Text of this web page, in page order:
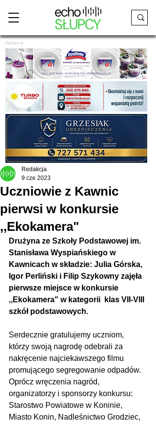
Reklama
Uczniowie z Kawnic
pierwsi w konkursie
,,Ekokamera"
Redakcja
9 cze 2023
Drużyna ze Szkoły Podstawowej im.
Stanisława Wyspiańskiego w
Kawnicach w składzie: Julia Górska,
Igor Perliński i Filip Szykowny zajęła
pierwsze miejsce w konkursie
,,Ekokamera" w kategorii  klas VII-VIII
szkół podstawowych.
Serdecznie gratulujemy uczniom,
którzy swoją nagrodę odebrali za
nakręcenie najciekawszego filmu
promującego segregowanie odpadów.
Oprócz wręczenia nagród,
organizatorzy i sponsorzy konkursu:
Starostwo Powiatowe w Koninie,
Miasto Konin, Nadleśnictwo Grodziec,